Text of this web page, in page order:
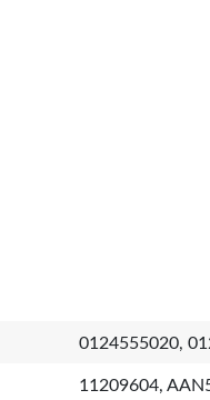
0124555020,
11209604,